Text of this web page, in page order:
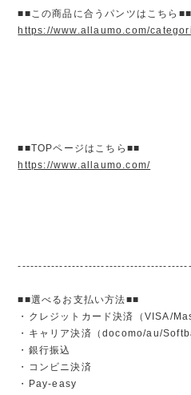
■■この商品に合うパンツはこちら■■
https://www.allaumo.com/
■■TOPページはこちら■■
https://www.allaumo.com/
■■選べるお支払い方法■■
・クレジットカード決済（VISA/
・キャリア決済（docomo/au/
・銀行振込
・コンビニ決済
・Pay-easy